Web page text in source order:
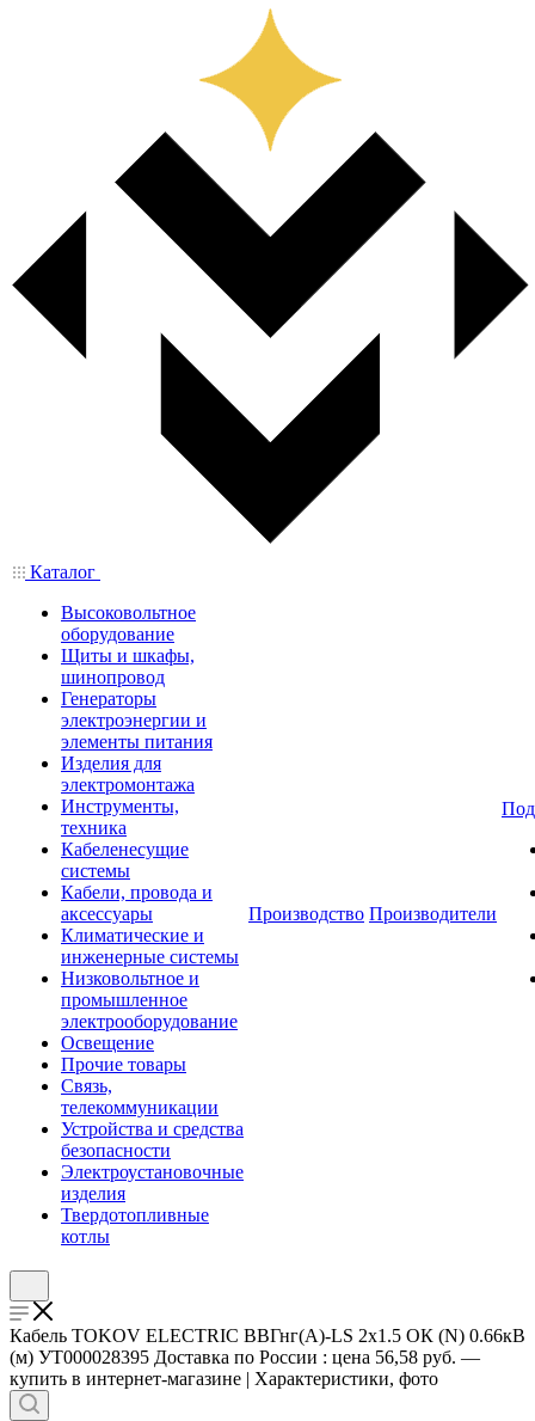
Каталог
Высоковольтное
оборудование
Щиты и шкафы,
шинопровод
Генераторы
электроэнергии и
элементы питания
Изделия для
электромонтажа
Инструменты,
техника
Кабеленесущие
системы
Кабели, провода и
аксессуары
Климатические и
инженерные системы
Низковольтное и
промышленное
электрооборудование
Освещение
Прочие товары
Связь,
телекоммуникации
Устройства и средства
безопасности
Электроустановочные
изделия
Твердотопливные
котлы
Производство Производители
Кабель TOKOV ELECTRIC ВВГнг(А)-LS 2х1.5 ОК (N) 0.66кВ
(м) УТ000028395 Доставка по России : цена 56,58 руб. —
купить в интернет-магазине | Характеристики, фото